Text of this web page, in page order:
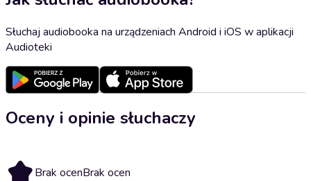
Słuchaj audiobooka na urządzeniach Android i iOS w aplikacji
Audioteki
Oceny i opinie słuchaczy
Brak ocenBrak ocen